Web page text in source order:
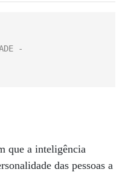
que a inteligência
das pessoas a